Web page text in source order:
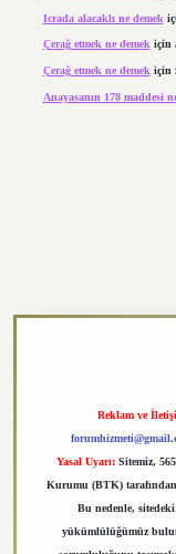
Icrada alacaklı ne demek
Çerağ etmek ne demekiçin
Çerağ etmek ne demek için
Anayasanın 178 maddesi
Reklam ve
Yasal Uyarı: Sitemiz,
Kurumu (BTK) tarafından
Bu nedenle,
yükümlülüğümüz